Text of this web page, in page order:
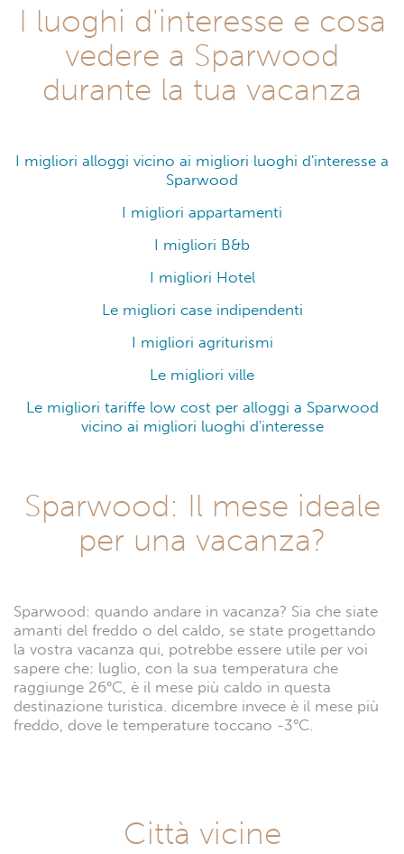
I luoghi d'interesse e cosa
vedere a Sparwood
durante la tua vacanza
I migliori alloggi vicino ai migliori luoghi d'interesse a
Sparwood
I migliori appartamenti
I migliori B&b
I migliori Hotel
Le migliori case indipendenti
I migliori agriturismi
Le migliori ville
Le migliori tariffe low cost per alloggi a Sparwood
vicino ai migliori luoghi d'interesse
Sparwood: Il mese ideale
per una vacanza?
Sparwood: quando andare in vacanza? Sia che siate
amanti del freddo o del caldo, se state progettando
la vostra vacanza qui, potrebbe essere utile per voi
sapere che: luglio, con la sua temperatura che
raggiunge 26°C, è il mese più caldo in questa
destinazione turistica. dicembre invece è il mese più
freddo, dove le temperature toccano -3°C.
Città vicine